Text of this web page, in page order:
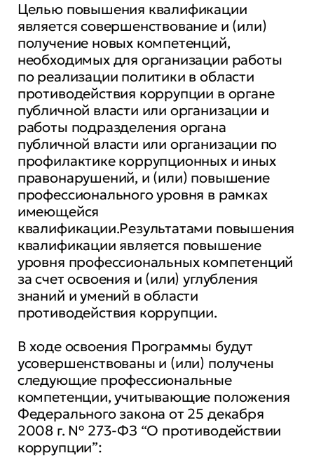
Целью повышения квалификации
является совершенствование и (или)
получение новых компетенций,
необходимых для организации работы
по реализации политики в области
противодействия коррупции в органе
публичной власти или организации и
работы подразделения органа
публичной власти или организации по
профилактике коррупционных и иных
правонарушений, и (или) повышение
профессионального уровня в рамках
имеющейся
квалификации.Результатами повышения
квалификации является повышение
уровня профессиональных компетенций
за счет освоения и (или) углубления
знаний и умений в области
противодействия коррупции.
В ходе освоения Программы будут
усовершенствованы и (или) получены
следующие профессиональные
компетенции, учитывающие положения
Федерального закона от 25 декабря
2008 г. № 273-ФЗ “О противодействии
коррупции”: